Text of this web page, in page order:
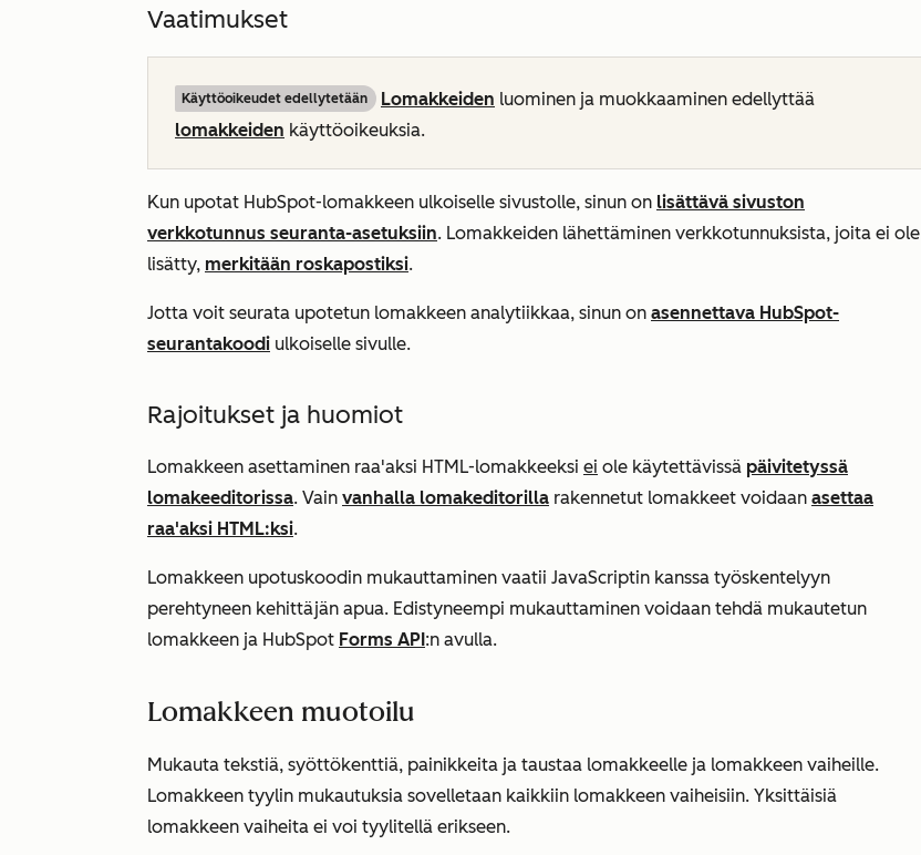
Vaatimukset
Käyttöoikeudet edellytetään Lomakkeiden luominen ja muokkaaminen edellyttää
lomakkeiden käyttöoikeuksia.
Kun upotat HubSpot-lomakkeen ulkoiselle sivustolle, sinun on lisättävä sivuston
verkkotunnus seuranta-asetuksiin. Lomakkeiden lähettäminen verkkotunnuksista, joita ei ole
lisätty, merkitään roskapostiksi.
Jotta voit seurata upotetun lomakkeen analytiikkaa, sinun on asennettava HubSpot-
seurantakoodi ulkoiselle sivulle.
Rajoitukset ja huomiot
Lomakkeen asettaminen raa'aksi HTML-lomakkeeksi ei ole käytettävissä päivitetyssä
lomakeeditorissa. Vain vanhalla lomakeditorilla rakennetut lomakkeet voidaan asettaa
raa'aksi HTML:ksi.
Lomakkeen upotuskoodin mukauttaminen vaatii JavaScriptin kanssa työskentelyyn
perehtyneen kehittäjän apua. Edistyneempi mukauttaminen voidaan tehdä mukautetun
lomakkeen ja HubSpot Forms API:n avulla.
Lomakkeen muotoilu
Mukauta tekstiä, syöttökenttiä, painikkeita ja taustaa lomakkeelle ja lomakkeen vaiheille.
Lomakkeen tyylin mukautuksia sovelletaan kaikkiin lomakkeen vaiheisiin. Yksittäisiä
lomakkeen vaiheita ei voi tyylitellä erikseen.